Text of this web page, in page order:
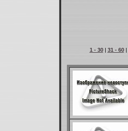
1 - 30| 31 - 60|